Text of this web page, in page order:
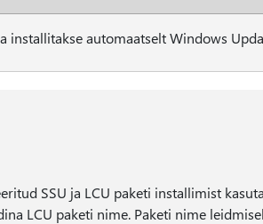
installitakse automaatselt Windows
SSU ja LCU paketi installimist
LCU paketi nime. Paketi nime